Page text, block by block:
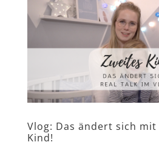
Vlog: Das ändert sich
Kind!